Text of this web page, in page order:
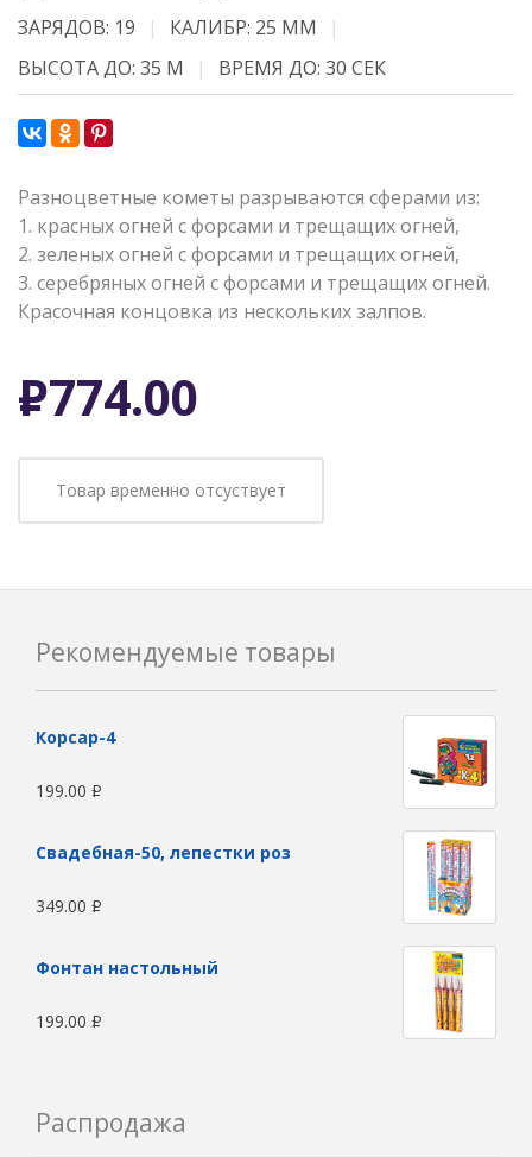
ЗАРЯДОВ: 19
КАЛИБР: 25 ММ
ВЫСОТА ДО: 35 М
ВРЕМЯ ДО: 30 СЕК
Разноцветные кометы разрываются сферами из:
1. красных огней с форсами и трещащих огней,
2. зеленых огней с форсами и трещащих огней,
3. серебряных огней с форсами и трещащих огней.
Красочная концовка из нескольких залпов.
Р774.00
Товар временно отсуствует
Рекомендуемые товары
Корсар-4
199.00 Р
Свадебная-50, лепестки роз
349.00 Р
Фонтан настольный
199.00 Р
Распродажа